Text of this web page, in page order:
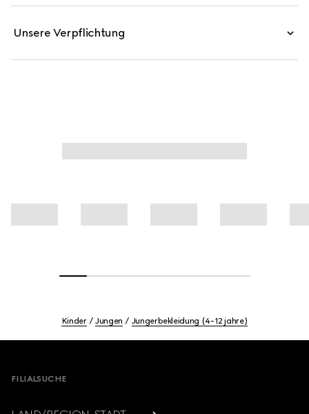
Unsere Verpflichtung
Kinder Jungen Jungerbekleidung (4-12 jahre)
FILIALSUCHE